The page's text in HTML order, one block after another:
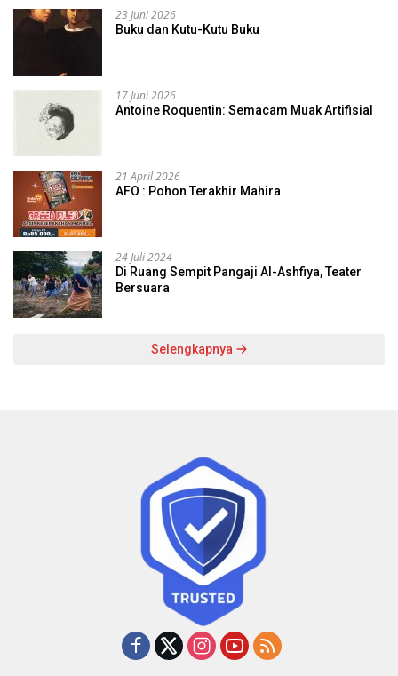
23 Juni 2026
Buku dan Kutu-Kutu Buku
17 Juni 2026
Antoine Roquentin: Semacam Muak Artifisial
21 April 2026
AFO : Pohon Terakhir Mahira
24 Juli 2024
Di Ruang Sempit Pangaji Al-Ashfiya, Teater
Bersuara
Selengkapnya